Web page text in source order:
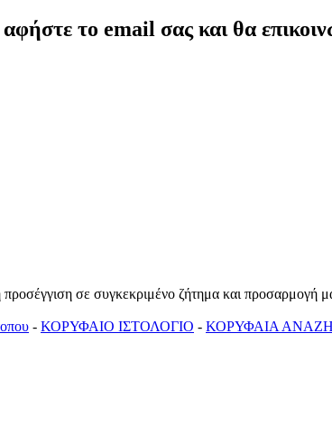
το email σας και θα
σε συγκεκριμένο ζήτημα και προσαρμογή
- ΚΟΡΥΦΑΙΟ ΙΣΤΟΛΟΓΙΟ - ΚΟΡΥΦΑΙΑ